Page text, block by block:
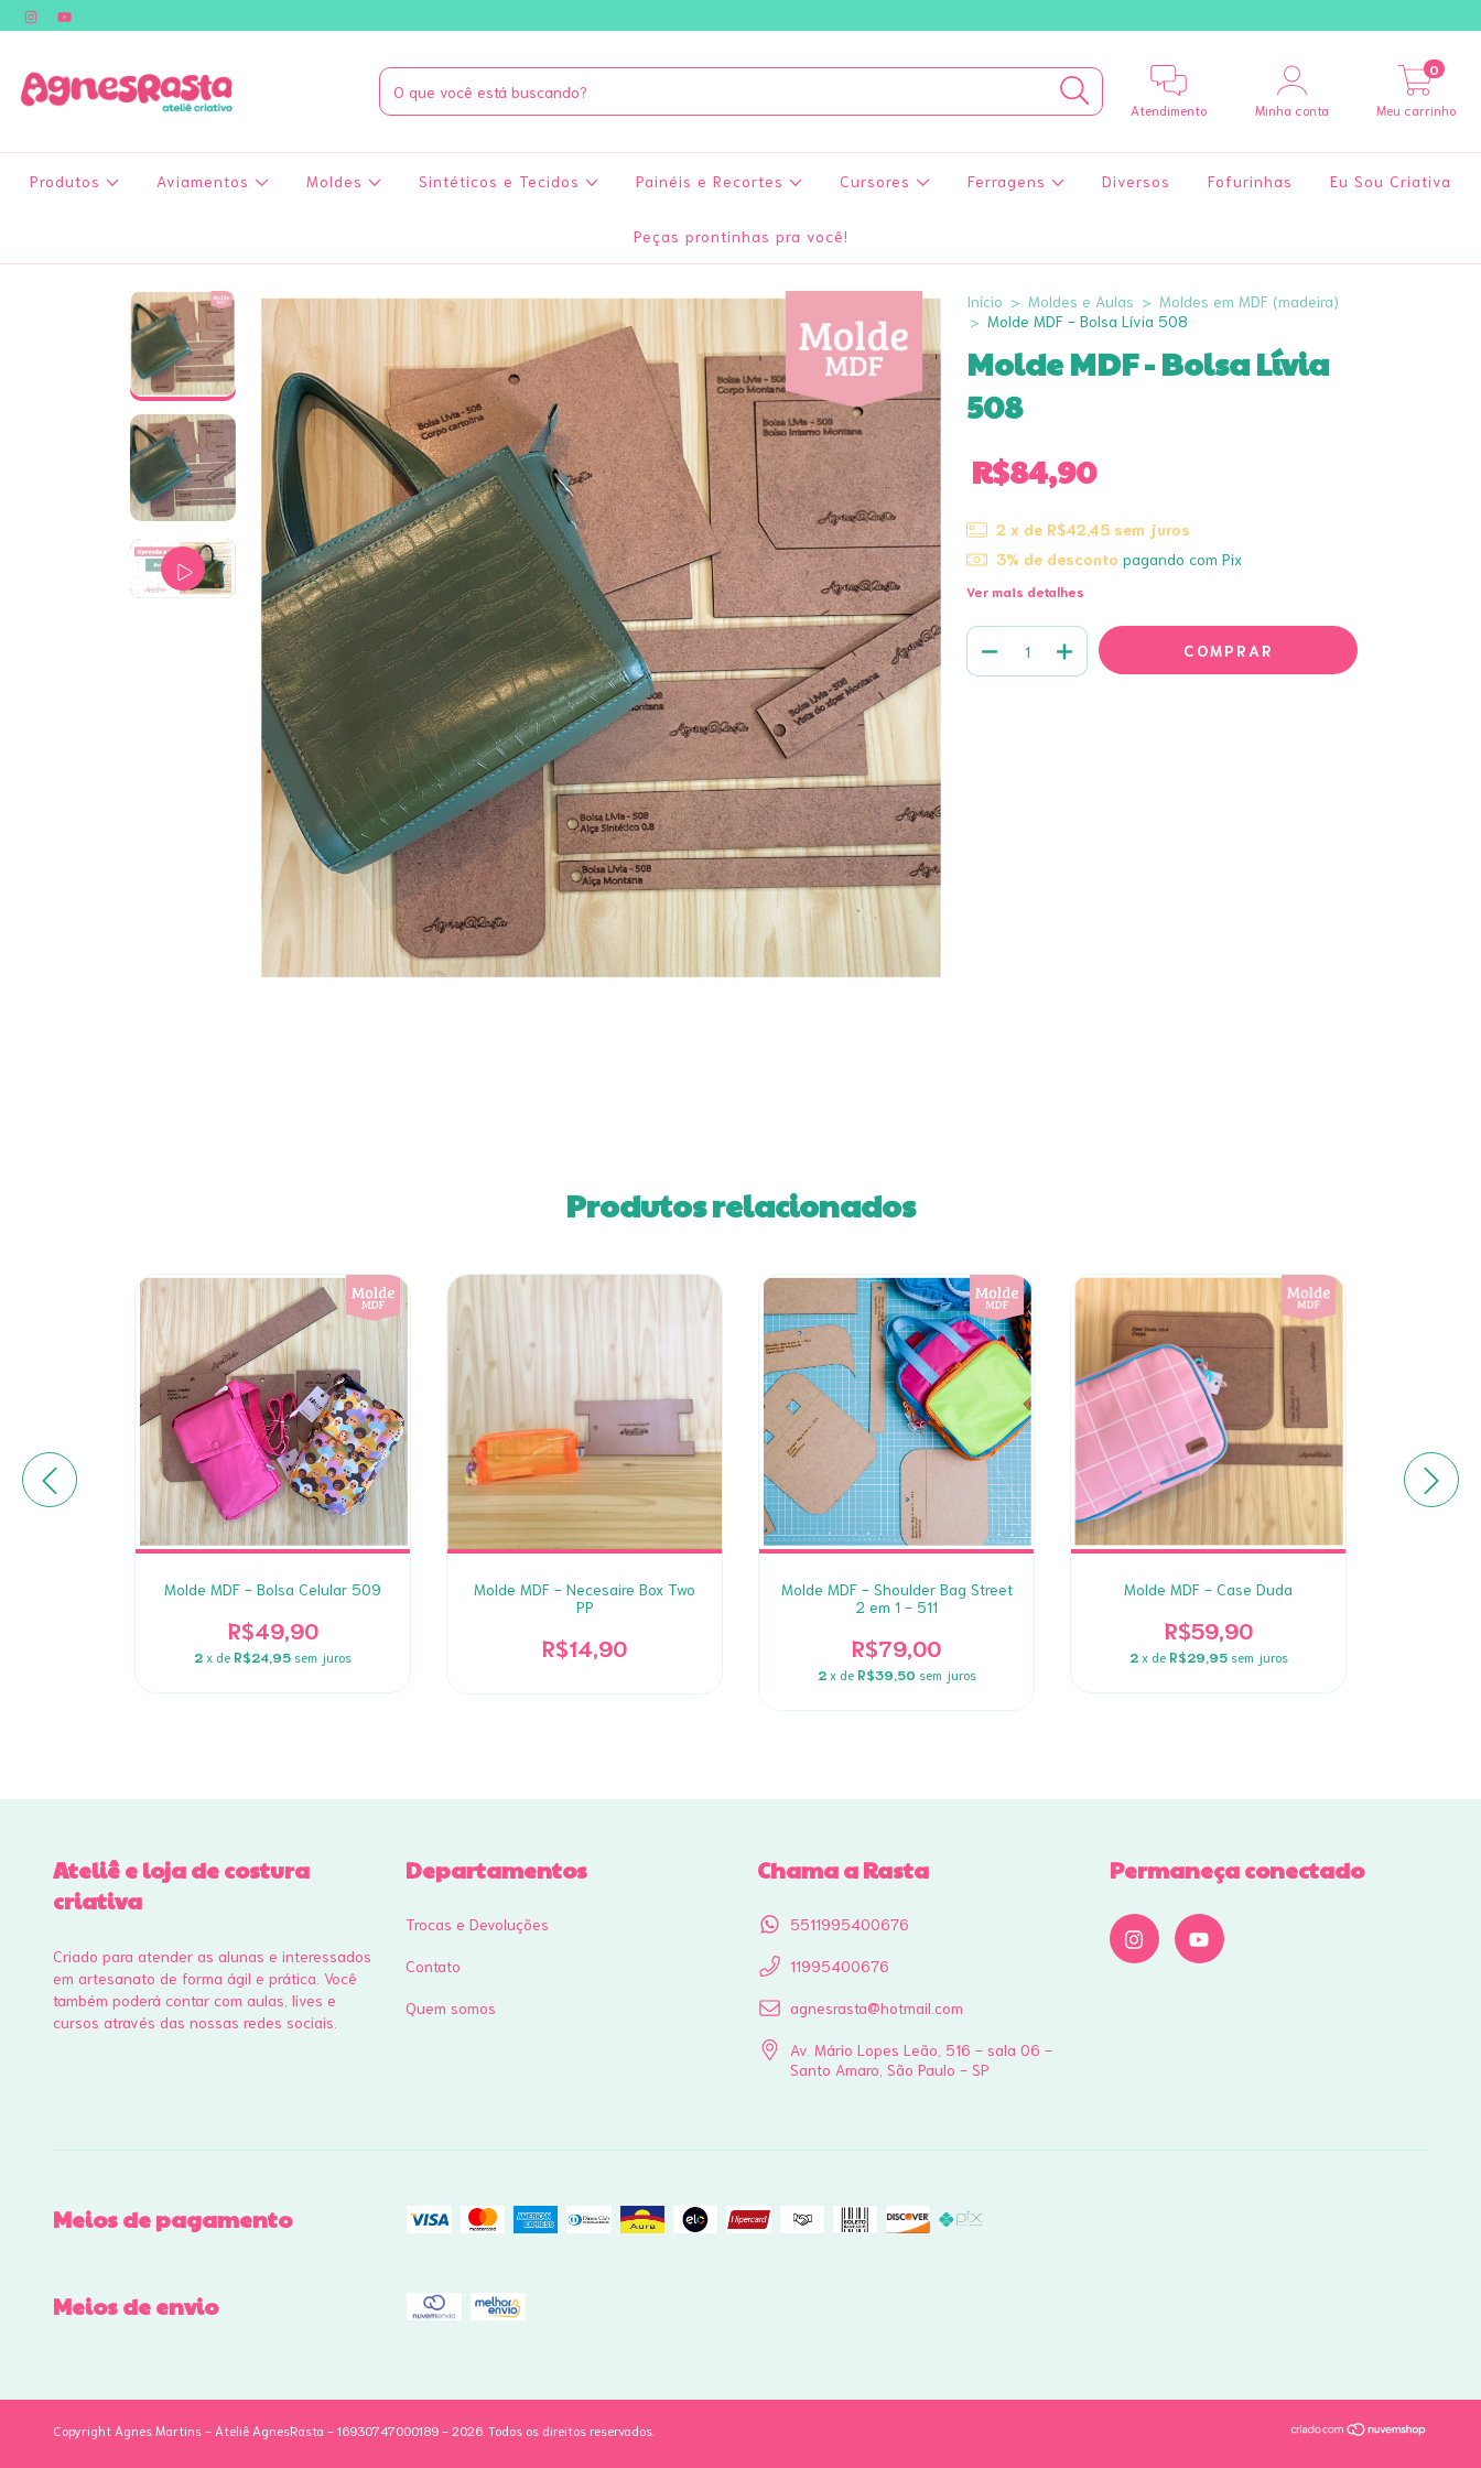
Atendimento Minha conta Meu carrinho
0
Produtos Aviamentos Moldes Sintéticos e Tecidos Painéis e Recortes Cursores Ferragens Diversos Fofurinhas Eu Sou Criativa
Peças prontinhas pra você!
Início > Moldes e Aulas > Moldes em MDF (madeira)
> Molde MDF - Bolsa Lívia 508
Molde MDF - Bolsa Lívia
508
R$84,90
2 x de R$42,45 sem juros
3% de desconto pagando com Pix
Ver mais detalhes
Produtos relacionados
Molde MDF - Bolsa Celular 509
R$49,90
2 x de R$24,95 sem juros
Molde MDF - Necesaire Box Two
PP
R$14,90
Molde MDF - Shoulder Bag Street
2 em 1 - 511
R$79,00
2 x de R$39,50 sem juros
Molde MDF - Case Duda
R$59,90
2 x de R$29,95 sem juros
Ateliê e loja de costura
criativa
Criado para atender as alunas e interessados
em artesanato de forma ágil e prática. Você
também poderá contar com aulas, lives e
cursos através das nossas redes sociais.
Departamentos
Trocas e Devoluções
Contato
Quem somos
Chama a Rasta
5511995400676
11995400676
agnesrasta@hotmail.com
Av. Mário Lopes Leão, 516 - sala 06 -
Santo Amaro, São Paulo - SP
Permaneça conectado
Meios de pagamento
Meios de envio
Copyright Agnes Martins - Ateliê AgnesRasta - 16930747000189 - 2026. Todos os direitos reservados.